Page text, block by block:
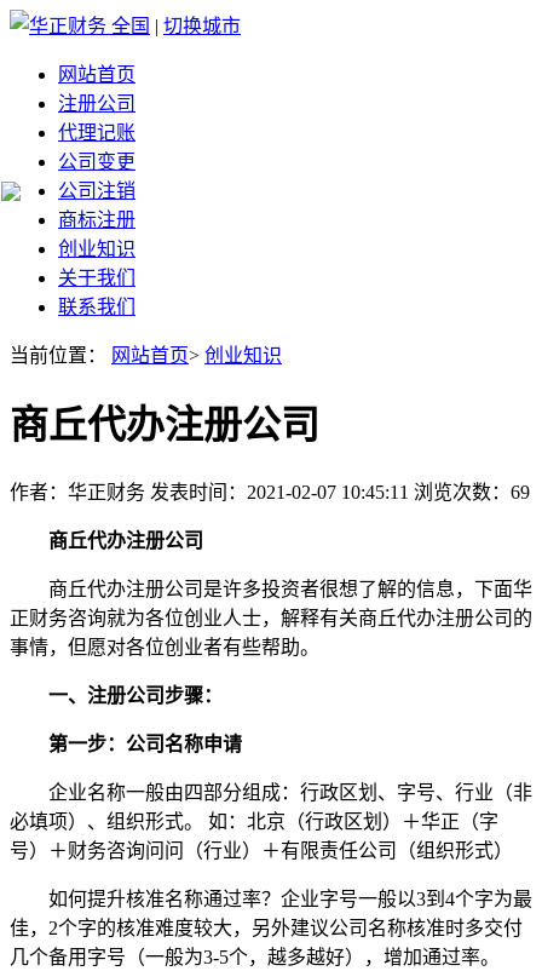
全国 | 切换城市
网站首页
注册公司
代理记账
公司变更
公司注销
商标注册
创业知识
关于我们
联系我们
当前位置： 网站首页> 创业知识
商丘代办注册公司
作者：华正财务 发表时间：2021-02-07 10:45:11 浏览次数：69
商丘代办注册公司
商丘代办注册公司是许多投资者很想了解的信息，下面华
正财务咨询就为各位创业人士，解释有关商丘代办注册公司的
事情，但愿对各位创业者有些帮助。
一、注册公司步骤：
第一步：公司名称申请
企业名称一般由四部分组成：行政区划、字号、行业（非
必填项）、组织形式。 如：北京（行政区划）＋华正（字
号）＋财务咨询问问（行业）＋有限责任公司（组织形式）
如何提升核准名称通过率？企业字号一般以3到4个字为最
佳，2个字的核准难度较大，另外建议公司名称核准时多交付
几个备用字号（一般为3-5个，越多越好），增加通过率。